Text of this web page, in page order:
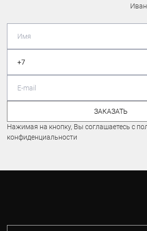
Иванов Иван
ЗАКАЗАТЬ
Нажимая на кнопку, Вы соглашаетесь с
конфиденциальности